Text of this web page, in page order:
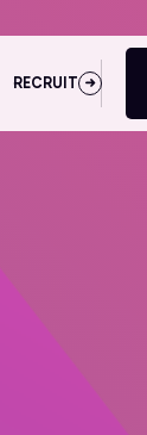
RECRUIT